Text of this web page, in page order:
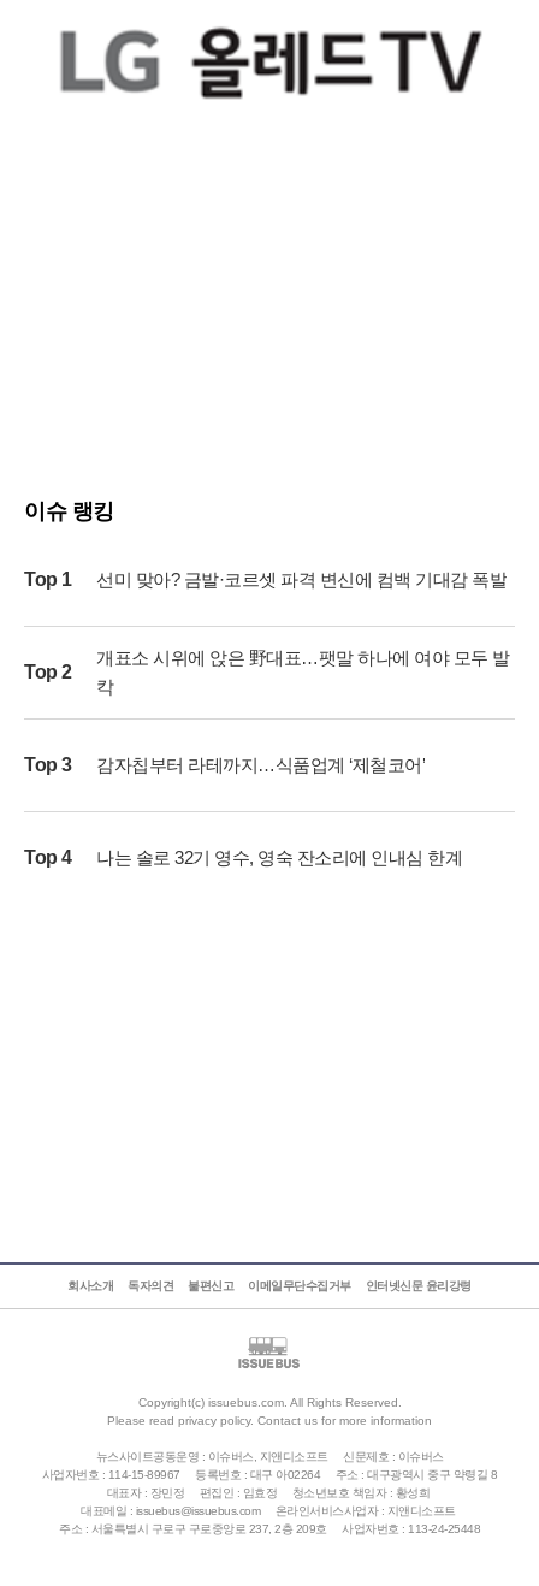
이슈 랭킹
Top 1 선미 맞아? 금발·코르셋 파격 변신에 컴백 기대감 폭발
Top 2
개표소 시위에 앉은 野대표…팻말 하나에 여야 모두 발
칵
Top 3 감자칩부터 라테까지…식품업계 ‘제철코어’
Top 4 나는 솔로 32기 영수, 영숙 잔소리에 인내심 한계
회사소개 독자의견 불편신고 이메일무단수집거부 인터넷신문 윤리강령
Copyright(c) issuebus.com. All Rights Reserved.
Please read privacy policy. Contact us for more information
뉴스사이트공동운영 : 이슈버스, 지앤디소프트
신문제호 : 이슈버스
사업자번호 : 114-15-89967
등록번호 : 대구 아02264
주소 : 대구광역시 중구 약령길 8
대표자 : 장민정
편집인 : 임효정
청소년보호 책임자 : 황성희
대표메일 : issuebus@issuebus.com
온라인서비스사업자 : 지앤디소프트
주소 : 서울특별시 구로구 구로중앙로 237, 2층 209호
사업자번호 : 113-24-25448